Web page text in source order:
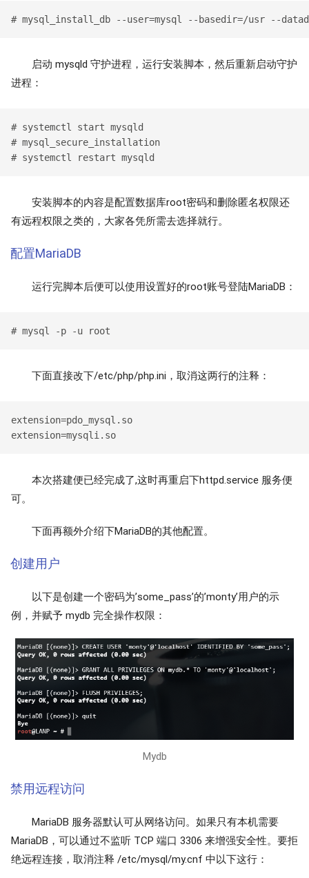
启动 mysqld 守护进程，运行安装脚本，然后重新启动守护
进程：
# systemctl start mysqld
# mysql_secure_installation
安装脚本的内容是配置数据库root密码和删除匿名权限还
有远程权限之类的，大家各凭所需去选择就行。
配置MariaDB
运行完脚本后便可以使用设置好的root账号登陆MariaDB：
下面直接改下/etc/php/php.ini，取消这两行的注释：
extension=pdo_mysql.so
本次搭建便已经完成了,这时再重启下httpd.service 服务便
可。
下面再额外介绍下MariaDB的其他配置。
创建用户
以下是创建一个密码为’some_pass’的’monty’用户的示
例，并赋予 mydb 完全操作权限：
Mydb
禁用远程访问
MariaDB 服务器默认可从网络访问。如果只有本机需要
MariaDB，可以通过不监听 TCP 端口 3306 来增强安全性。要拒
绝远程连接，取消注释 /etc/mysql/my.cnf 中以下这行：